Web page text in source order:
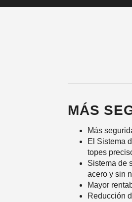
MÁS
Más
El Sistema
topes
Sistema de
acero y sin
Mayor
Reducción